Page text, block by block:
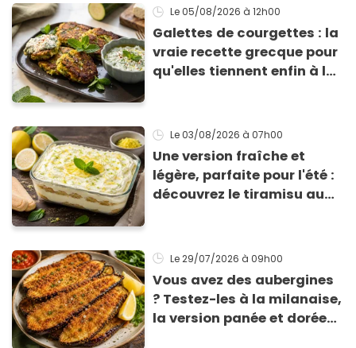
Le 05/08/2026 à 12h00
Galettes de courgettes : la
vraie recette grecque pour
qu'elles tiennent enfin à la
Le 03/08/2026 à 07h00
Une version fraîche et
légère, parfaite pour l'été :
découvrez le tiramisu au
Le 29/07/2026 à 09h00
Vous avez des aubergines
? Testez-les à la milanaise,
la version panée et dorée